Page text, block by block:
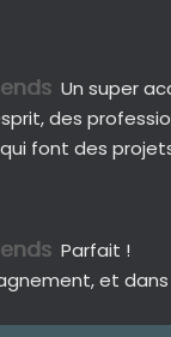
Un super
des
font des
Parfait !
et dans